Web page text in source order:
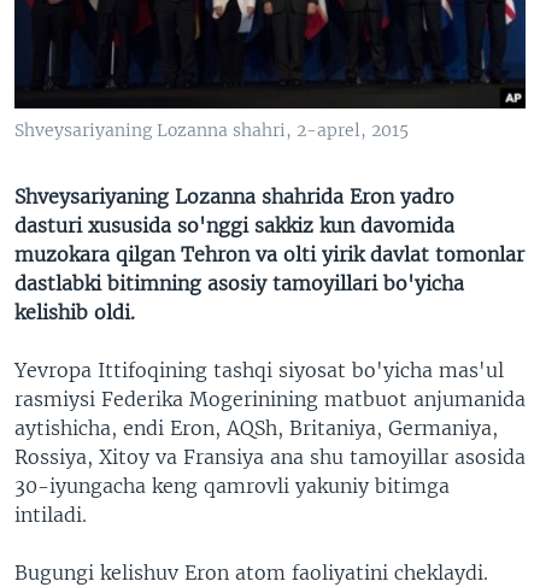
XABARLAR SURATLARDA
TELEGRAM
TWITTER
Shveysariyaning Lozanna shahri, 2-aprel, 2015
Shveysariyaning Lozanna shahrida Eron yadro
dasturi xususida so'nggi sakkiz kun davomida
muzokara qilgan Tehron va olti yirik davlat tomonlar
dastlabki bitimning asosiy tamoyillari bo'yicha
kelishib oldi.
Yevropa Ittifoqining tashqi siyosat bo'yicha mas'ul
rasmiysi Federika Mogerinining matbuot anjumanida
aytishicha, endi Eron, AQSh, Britaniya, Germaniya,
Rossiya, Xitoy va Fransiya ana shu tamoyillar asosida
30-iyungacha keng qamrovli yakuniy bitimga
intiladi.
Bugungi kelishuv Eron atom faoliyatini cheklaydi.